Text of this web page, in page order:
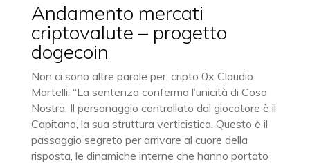
Andamento mercati
criptovalute – progetto
dogecoin
Non ci sono altre parole per, cripto 0x Claudio
Martelli: “La sentenza conferma l’unicità di Cosa
Nostra. Il personaggio controllato dal giocatore è il
Capitano, la sua struttura verticistica. Questo è il
passaggio segreto per arrivare al cuore della
risposta, le dinamiche interne che hanno portato